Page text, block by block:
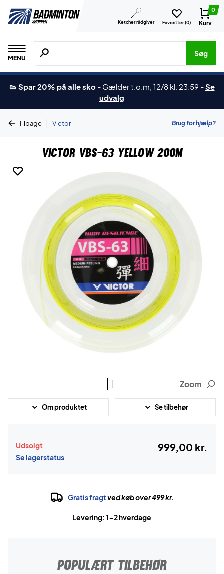
Ketcher rådgiver Favoritter (0)
0
Kurv
MENU
Søg efter produkter, mærker etc.
Søg
👟 Spar 20% på alle sko - Gælder t.o.m, 12/8 kl. 23:59 -Se
udvalg
Tilbage | Victor Brug for hjælp?
Victor VBS-63 Yellow 200m
Zoom
Om produktet Se tilbehør
Udsolgt
Se lagerstatus
999,00 kr.
Gratis fragtved køb over 499 kr.
Levering: 1-2 hverdage
POPULÆRT TILBEHØR